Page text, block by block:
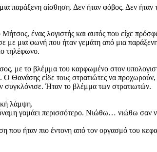
παράξενη αίσθηση. Δεν ήταν φόβος. Δεν
ένας λογιστής και αυτός που είχε
μια φωνή που ήταν γεμάτη από μια
τηλέφωνο.
το βλέμμα του καρφωμένο στον
Θανάσης είδε τους στρατιώτες να
συγκλόνισε. Ήταν το βλέμμα των στρατιωτών.
λάμψη.
γαμάει περισσότερο. Νιώθω… νιώθω σαν να
ήταν πιο έντονη από τον οργασμό του